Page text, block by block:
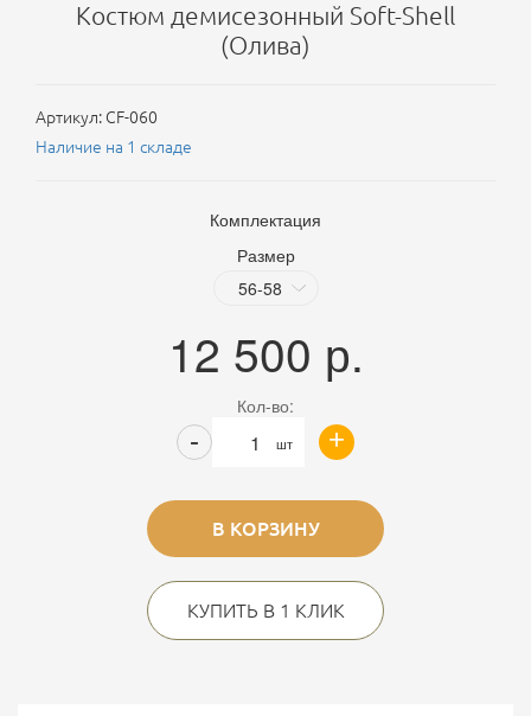
Костюм демисезонный Soft-Shell
(Олива)
Артикул: CF-060
Наличие на 1 складе
Комплектация
Размер
12 500 р.
Кол-во:
шт +
-
В КОРЗИНУ
КУПИТЬ В 1 КЛИК